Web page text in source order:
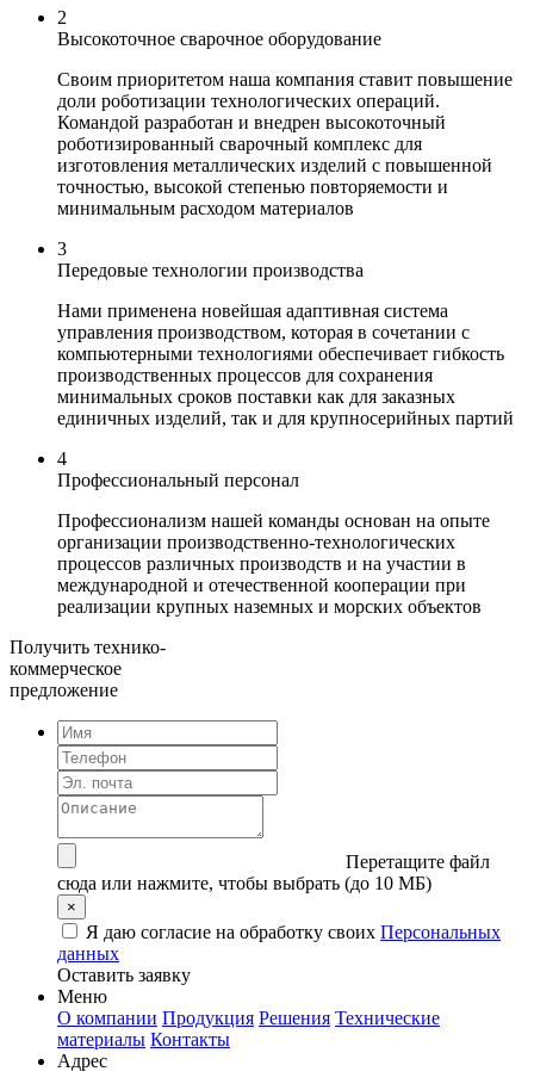
2
Высокоточное сварочное оборудование
Своим приоритетом наша компания ставит повышение
доли роботизации технологических операций.
Командой разработан и внедрен высокоточный
роботизированный сварочный комплекс для
изготовления металлических изделий с повышенной
точностью, высокой степенью повторяемости и
минимальным расходом материалов
3
Передовые технологии производства
Нами применена новейшая адаптивная система
управления производством, которая в сочетании с
компьютерными технологиями обеспечивает гибкость
производственных процессов для сохранения
минимальных сроков поставки как для заказных
единичных изделий, так и для крупносерийных партий
4
Профессиональный персонал
Профессионализм нашей команды основан на опыте
организации производственно-технологических
процессов различных производств и на участии в
международной и отечественной кооперации при
реализации крупных наземных и морских объектов
Получить технико-
коммерческое
предложение
Перетащите файл
сюда или нажмите, чтобы выбрать (до 10 МБ)
×
Я даю согласие на обработку своих Персональных
данных
Оставить заявку
Меню
О компании Продукция Решения Технические
материалы Контакты
Адрес